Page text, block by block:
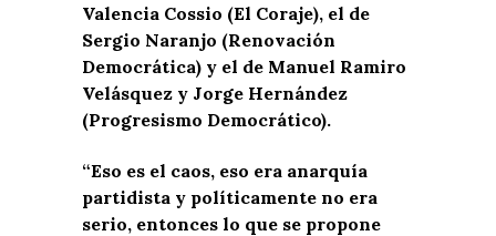
Valencia Cossio (El Coraje), el de
Sergio Naranjo (Renovación
Democrática) y el de Manuel Ramiro
Velásquez y Jorge Hernández
(Progresismo Democrático).
“Eso es el caos, eso era anarquía
partidista y políticamente no era
serio, entonces lo que se propone